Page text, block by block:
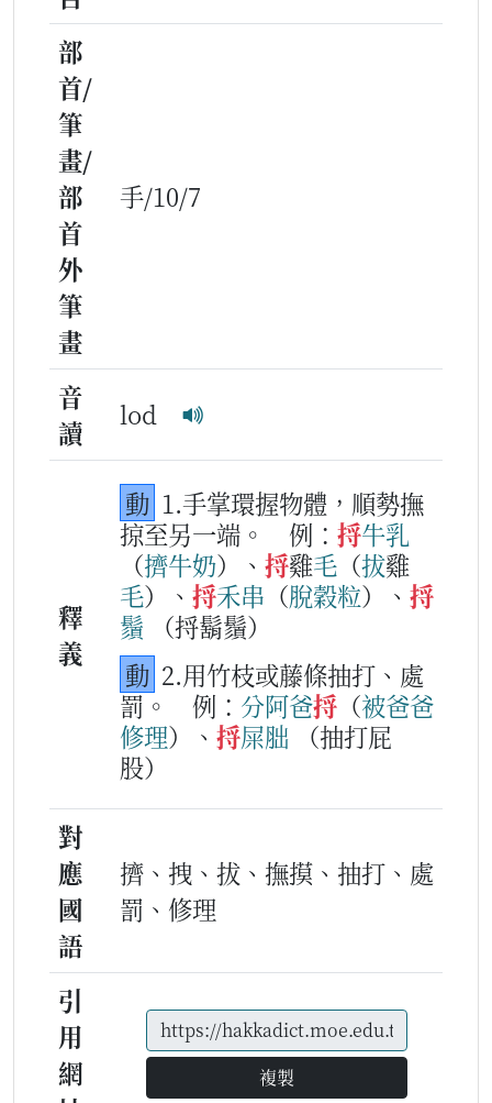
部
首/
筆
畫/
部
首
外
筆
畫
手/10/7
音
讀
lod
釋
義
動 1.手掌環握物體，順勢撫
掠至另一端。
例： 捋牛乳
（擠牛奶）、 捋雞毛 （拔雞
毛）、 捋禾串 （脫穀粒）、 捋
鬚
（捋鬍鬚）
動 2.用竹枝或藤條抽打、處
罰。
例： 分阿爸捋 （被爸爸
修理）、 捋屎胐
（抽打屁
股）
對
應
國
語
擠、拽、拔、撫摸、抽打、處
罰、修理
引
用
網
複製